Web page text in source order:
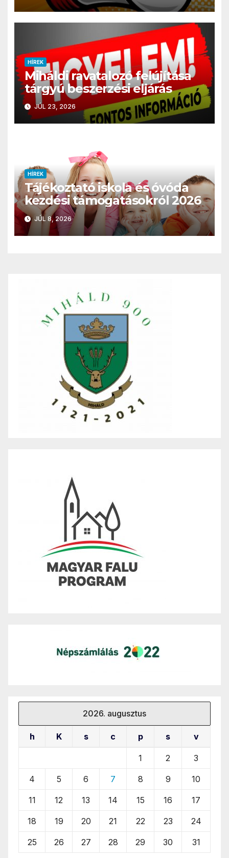
HÍREK
Miháldi ravatalozó felújítása
tárgyú beszerzési eljárás
JÚL 23, 2026
HÍREK
Tájékoztató iskola és óvóda
kezdési támogatásokról 2026
JÚL 8, 2026
2026. augusztus
h K s c p s v
1 2 3
4 5 6 7 8 9 10
11 12 13 14 15 16 17
18 19 20 21 22 23 24
25 26 27 28 29 30 31